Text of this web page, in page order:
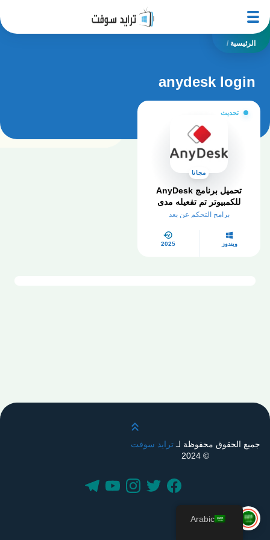
الرئيسية /
anydesk login
تحديث
مجانا
تحميل برنامج AnyDesk
للكمبيوتر تم تفعيله مدى
الحياة
برامج التحكم عن بعد
ويندوز 2025
قم بالتمرير لأعلى
جميع الحقوق محفوظة لـترايد سوفت
© 2024
Arabic